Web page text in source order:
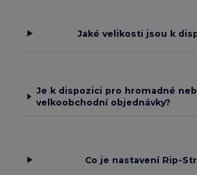
Jaké velikosti jsou k
Je k dispozici pro hromadné
velkoobchodní objednávky?
Co je nastavení Rip-